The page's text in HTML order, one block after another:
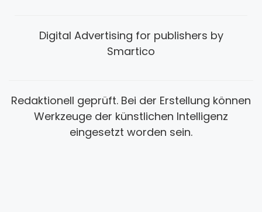
Digital Advertising for publishers by
Smartico
Redaktionell geprüft. Bei der Erstellung können
Werkzeuge der künstlichen Intelligenz
eingesetzt worden sein.